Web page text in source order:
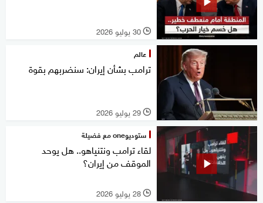
l 30 يوليو 2026
عالم
ترامب بشأن إيران: سنضربهم بقوة
l 29 يوليو 2026
ستوديوone مع فضيلة
لقاء ترامب ونتنياهو.. هل يوحد
الموقف من إيران؟
l 28 يوليو 2026